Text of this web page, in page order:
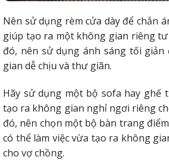
Nên sử dụng rèm cửa dày để chắn
giúp tạo ra một không gian riêng tư
đó, nên sử dụng ánh sáng tối
gian dễ chịu và thư giãn.
Hãy sử dụng một bộ sofa hay ghế
tạo ra không gian nghỉ ngơi riêng
đó, nên chọn một bộ bàn trang
có thể làm việc vừa tạo ra không
cho vợ chồng.